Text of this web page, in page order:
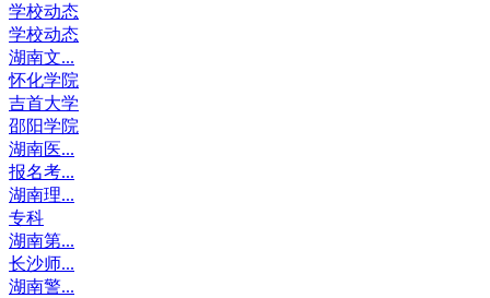
学校动态
学校动态
湖南文...
怀化学院
吉首大学
邵阳学院
湖南医...
报名考...
湖南理...
专科
湖南第...
长沙师...
湖南警...